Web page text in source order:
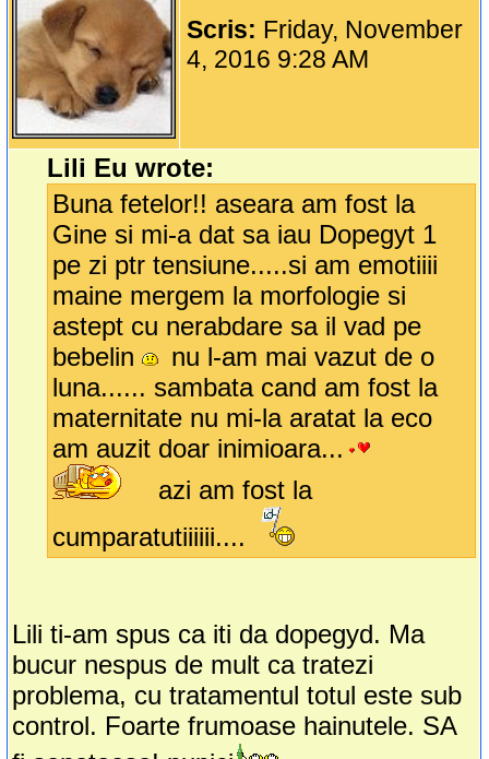
Scris: Friday, November
4, 2016 9:28 AM
Lili Eu wrote:
Buna fetelor!! aseara am fost la
Gine si mi-a dat sa iau Dopegyt 1
pe zi ptr tensiune.....si am emotiiii
maine mergem la morfologie si
astept cu nerabdare sa il vad pe
bebelin
nu l-am mai vazut de o
luna...... sambata cand am fost la
maternitate nu mi-la aratat la eco
am auzit doar inimioara...
azi am fost la
cumparatutiiiiii....
Lili ti-am spus ca iti da dopegyd. Ma
bucur nespus de mult ca tratezi
problema, cu tratamentul totul este sub
control. Foarte frumoase hainutele. SA